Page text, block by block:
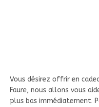
Vous désirez offrir en
Faure, nous allons vous
plus bas immédiatement.